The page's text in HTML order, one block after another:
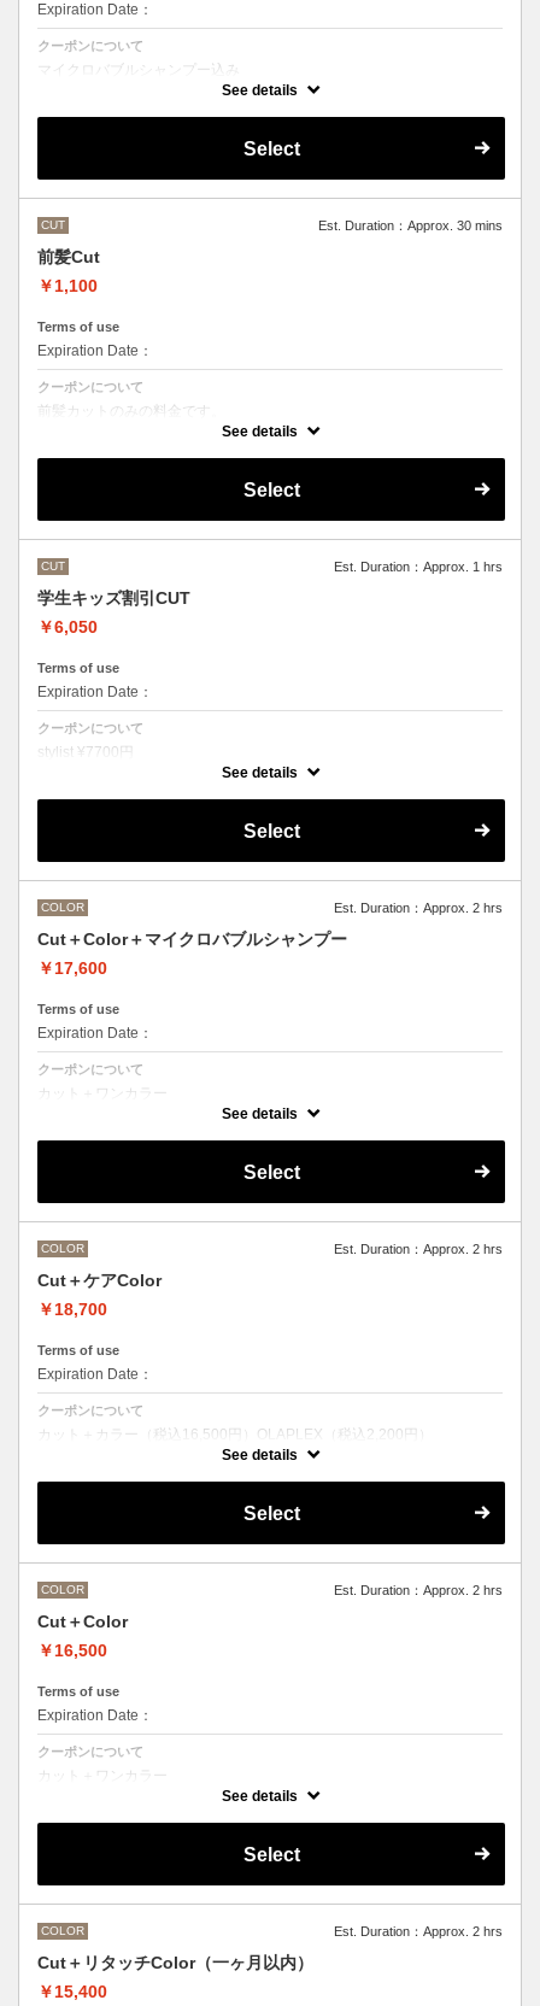
Expiration Date：
クーポンについて
マイクロバブルシャンプー込み
Aujuaシステムトリートメントを使った４ステップトリートメント
で、料金が前後する場合がございます。
See details
Select
CUT Est. Duration：Approx. 30 mins
前髪Cut
￥1,100
Terms of use
Expiration Date：
クーポンについて
前髪カットのみの料金です。
●その他のメニューとご一緒に選択された場合
See details
Select
CUT Est. Duration：Approx. 1 hrs
学生キッズ割引CUT
￥6,050
Terms of use
Expiration Date：
クーポンについて
stylist ¥7700円
See details
Select
COLOR Est. Duration：Approx. 2 hrs
Cut＋Color＋マイクロバブルシャンプー
￥17,600
Terms of use
Expiration Date：
クーポンについて
カット＋ワンカラー
魔法のバブルmarbbを使ったmarbbシャンプー
●髪の長さにより別途ロング料金を頂戴いたします。
●ポイントカラーなどのデザインカラーをご希望の場合、最終受付時間
See details
Select
COLOR Est. Duration：Approx. 2 hrs
Cut＋ケアColor
￥18,700
Terms of use
Expiration Date：
クーポンについて
カット＋カラー（税込16,500円）OLAPLEX（税込2,200円）
前処理剤OLAPLEXを使ったカット＋ワンカラー
OLAPLEXを使うことでダメージを軽減させ、髪にツヤ、はりを与えま
●髪の長さにより別途ロング料金を頂戴いたします。
M ¥＋1100 L¥＋1650 LL¥＋2200
が異なりますので、別メニューをお選びください。
See details
Select
COLOR Est. Duration：Approx. 2 hrs
Cut＋Color
￥16,500
Terms of use
Expiration Date：
クーポンについて
カット＋ワンカラー
デザインなしの単色のカラーリングです。
M ¥＋1100 L¥＋1650 LL¥＋2200
●ポイントカラーなどのデザインカラーをご希望の場合、最終受付時間
See details
Select
COLOR Est. Duration：Approx. 2 hrs
Cut＋リタッチColor（一ヶ月以内）
￥15,400